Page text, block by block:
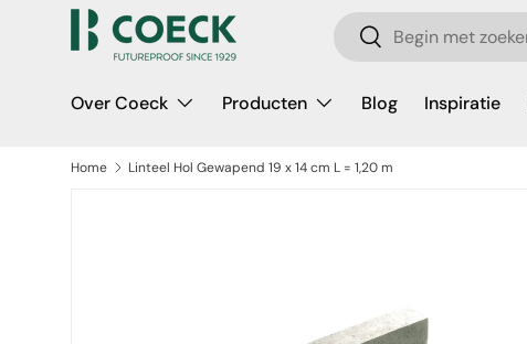
Ga naar inhoud Zoeken
Zoeken
Over Coeck Producten Blog Inspiratie
Home Linteel Hol Gewapend 19 x 14 cm L = 1,20 m